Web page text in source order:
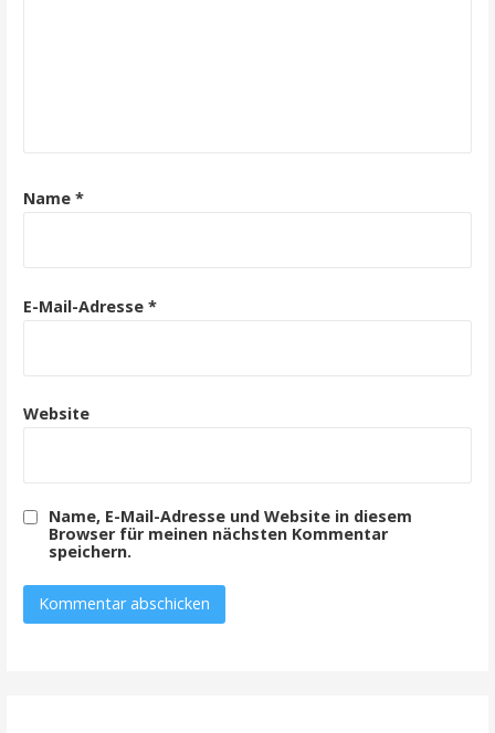
Name *
E-Mail-Adresse *
Website
Name, E-Mail-Adresse und Website in diesem
Browser für meinen nächsten Kommentar
speichern.